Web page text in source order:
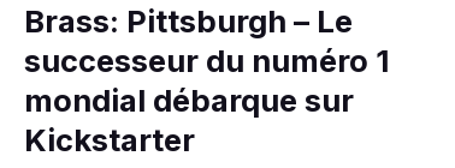
Brass: Pittsburgh – Le
successeur du numéro 1
mondial débarque sur
Kickstarter